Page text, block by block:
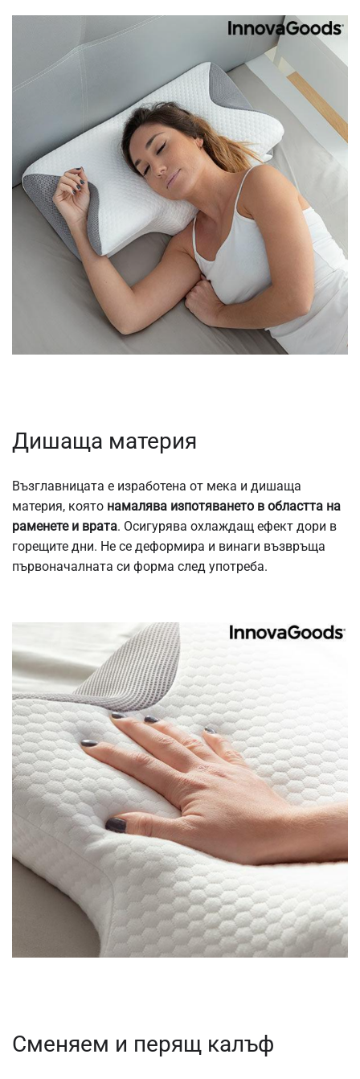
Дишаща материя
Възглавницата е изработена от мека и дишаща
материя, която намалява изпотяването в областта на
раменете и врата. Осигурява охлаждащ ефект дори в
горещите дни. Не се деформира и винаги възвръща
първоначалната си форма след употреба.
Сменяем и перящ калъф